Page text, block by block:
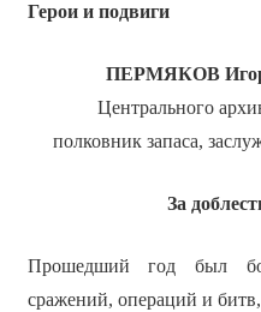
Герои и подвиги
ПЕРМЯКОВ
Центрального
полковник запаса,
За
Прошедший год был
сражений, операций и